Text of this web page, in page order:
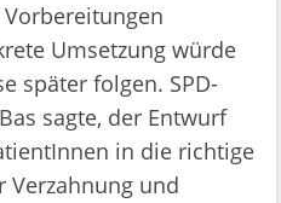
Umsetzung würde
später folgen. SPD-
sagte, der Entwurf
in die richtige
Verzahnung und